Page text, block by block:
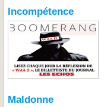
Incompétence
Maldonne